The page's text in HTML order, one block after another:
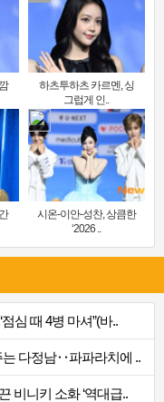
하츠투하츠 카르멘, 싱
그럽게 인..
시온-이안-성찬, 상큼한
‘2026 ..
심 때 4병 마셔”(바..
는 다정남‥파파라치에 ..
비니키 소화 ‘역대급..